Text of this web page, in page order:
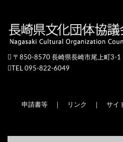
〒850-8570 長崎県長崎市尾上町3-1
TEL 095-822-6049
申請書等 リンク サイ